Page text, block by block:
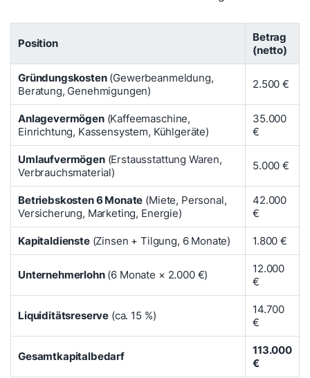
Position
Betrag
(netto)
Gründungskosten(Gewerbeanmeldung,
Beratung, Genehmigungen)
2.500 €
Anlagevermögen(Kaffeemaschine,
Einrichtung, Kassensystem, Kühlgeräte)
35.000
€
Umlaufvermögen(Erstausstattung Waren,
Verbrauchsmaterial)
5.000 €
Betriebskosten 6 Monate (Miete, Personal,
Versicherung, Marketing, Energie)
42.000
€
Kapitaldienste(Zinsen + Tilgung, 6 Monate) 1.800 €
Unternehmerlohn(6 Monate × 2.000 €)
12.000
€
Liquiditätsreserve (ca. 15 %)
14.700
€
Gesamtkapitalbedarf
113.000
€